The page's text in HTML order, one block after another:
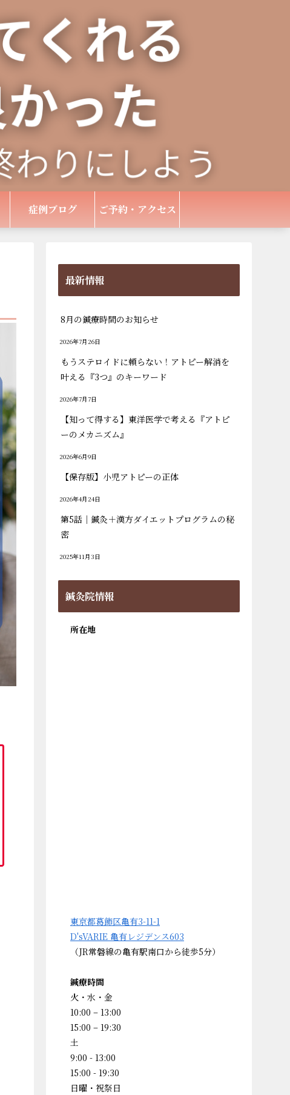
症例ブログ ご予約・アクセス
最新情報
8月の鍼療時間のお知らせ
2026年7月26日
もうステロイドに頼らない！アトピー解消を
叶える『3つ』のキーワード
2026年7月7日
【知って得する】東洋医学で考える『アトピ
ーのメカニズム』
2026年6月9日
【保存版】小児アトピーの正体
2026年4月24日
第5話｜鍼灸＋漢方ダイエットプログラムの秘
密
2025年11月3日
鍼灸院情報
所在地
東京都葛飾区亀有3-11-1
D'sVARIE 亀有レジデンス603
（JR常磐線の亀有駅南口から徒歩5分）
鍼療時間
火・水・金
10:00 – 13:00
15:00 – 19:30
土
9:00 - 13:00
15:00 - 19:30
日曜・祝祭日